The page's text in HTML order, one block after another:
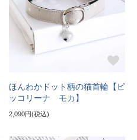
ほんわかドット柄の猫首輪【ピ
ッコリーナ モカ】
2,090円(税込)